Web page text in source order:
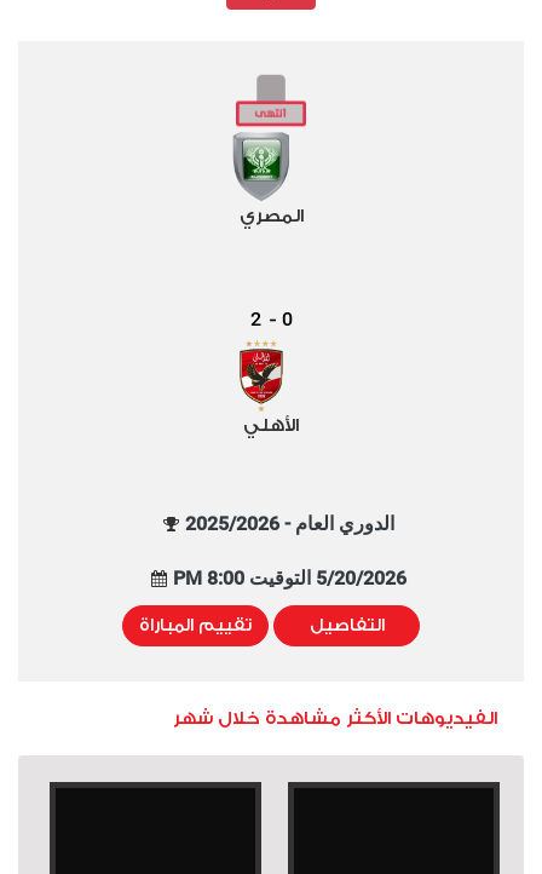
المصري
0
-
2
الأهلي
الدوري العام - 2025/2026
5/20/2026 التوقيت 8:00 PM
التفاصيل تقييم المباراة
الفيديوهات الأكثر مشاهدة خلال شهر